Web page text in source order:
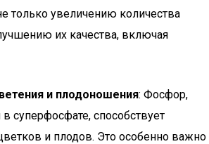
только увеличению количества
их качества, включая
и плодоношения: Фосфор,
суперфосфате, способствует
и плодов. Это особенно важно